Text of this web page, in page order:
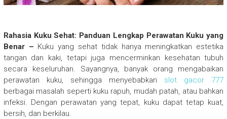
Rahasia Kuku Sehat: Panduan Lengkap Perawatan Kuku yang
Benar – Kuku yang sehat tidak hanya meningkatkan estetika
tangan dan kaki, tetapi juga mencerminkan kesehatan tubuh
secara keseluruhan. Sayangnya, banyak orang mengabaikan
perawatan kuku, sehingga menyebabkan slot gacor 777
berbagai masalah seperti kuku rapuh, mudah patah, atau bahkan
infeksi. Dengan perawatan yang tepat, kuku dapat tetap kuat,
bersih, dan berkilau.